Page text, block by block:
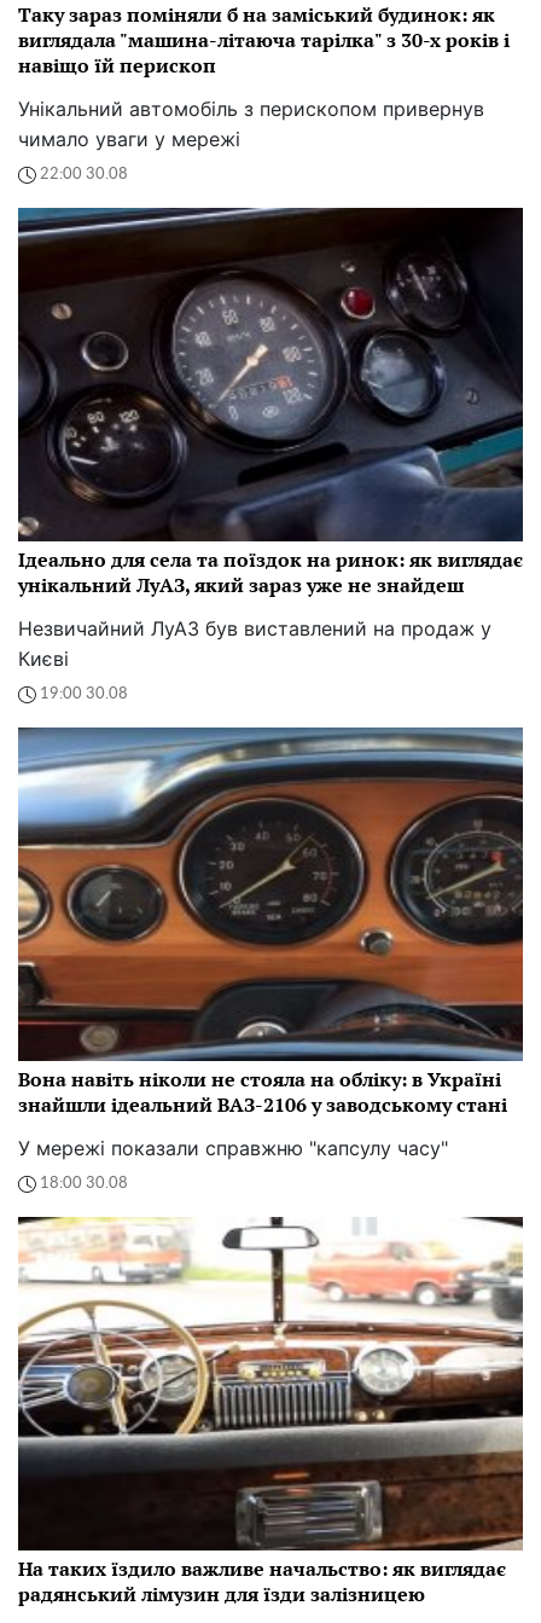
Таку зараз поміняли б на заміський будинок: як
виглядала "машина-літаюча тарілка" з 30-х років і
навіщо їй перископ
Унікальний автомобіль з перископом привернув
чимало уваги у мережі
22:00 30.08
Ідеально для села та поїздок на ринок: як виглядає
унікальний ЛуАЗ, який зараз уже не знайдеш
Незвичайний ЛуАЗ був виставлений на продаж у
Києві
19:00 30.08
Вона навіть ніколи не стояла на обліку: в Україні
знайшли ідеальний ВАЗ-2106 у заводському стані
У мережі показали справжню "капсулу часу"
18:00 30.08
На таких їздило важливе начальство: як виглядає
радянський лімузин для їзди залізницею